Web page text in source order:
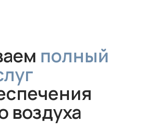
осмотр
и эффективной